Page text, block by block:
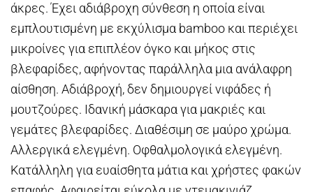
άκρες. Έχει αδιάβροχη σύνθεση η οποία είναι
εμπλουτισμένη με εκχύλισμα bamboo και περιέχει
μικροίνες για επιπλέον όγκο και μήκος στις
βλεφαρίδες, αφήνοντας παράλληλα μια ανάλαφρη
αίσθηση. Αδιάβροχή, δεν δημιουργεί νιφάδες ή
μουτζούρες. Ιδανική μάσκαρα για μακριές και
γεμάτες βλεφαρίδες. Διαθέσιμη σε μαύρο χρώμα.
Αλλεργικά ελεγμένη. Οφθαλμολογικά ελεγμένη.
Κατάλληλη για ευαίσθητα μάτια και χρήστες φακών